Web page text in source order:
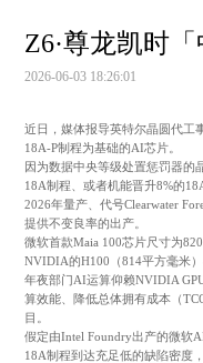
Z6·尊龙凯时
2026-06-03 18:26:01
近日，媒体报导英特尔晶圆代工
18A-P制程为基础的AI芯片。
因为数据中央等级处置惩罚器的
18A制程、或者机能晋升8%的
2026年量产、代号Clearwater
提供不变良率的出产。
微软首款Maia 100芯片尺寸为
NVIDIA的H100（814平方毫米
年夜部门AI运算仰赖NVIDIA
算效能、降低总体拥有成本（
目。
假定由Intel Foundry出产的微软
18A制程到达充足低的缺陷密度